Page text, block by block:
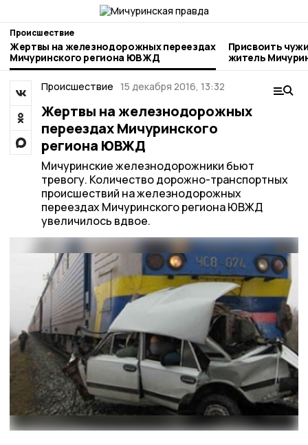
Происшествие
Жертвы на железнодорожных переездах
Мичуринского региона ЮВЖД
Присвоить
житель
Происшествие 15 декабря 2016, 13:32
Жертвы на железнодорожных
переездах Мичуринского
региона ЮВЖД
Мичуринские железнодорожники бьют
тревогу. Количество дорожно-транспортных
происшествий на железнодорожных
переездах Мичуринского региона ЮВЖД
увеличилось вдвое.